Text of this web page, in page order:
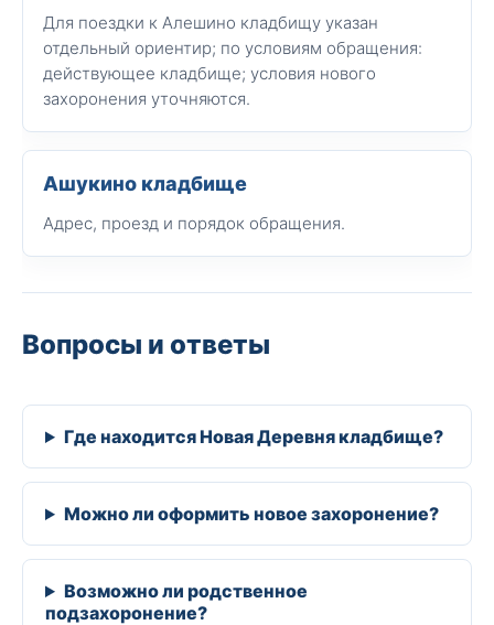
Для поездки к Алешино кладбищу указан
отдельный ориентир; по условиям обращения:
действующее кладбище; условия нового
захоронения уточняются.
Ашукино кладбище
Адрес, проезд и порядок обращения.
Вопросы и ответы
Где находится Новая Деревня кладбище?
Можно ли оформить новое захоронение?
Возможно ли родственное
подзахоронение?